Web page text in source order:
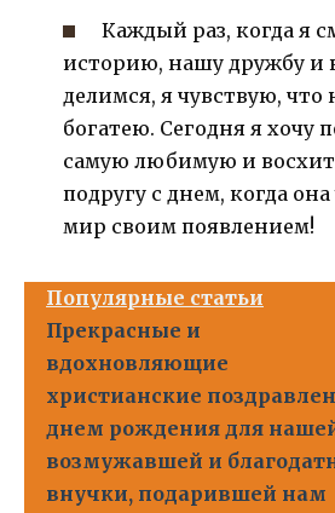
Каждый раз, когда я
историю, нашу дружбу и
делимся, я чувствую, что
богатею. Сегодня я хочу
самую любимую и
подругу с днем, когда
мир своим появлением!
Популярные статьи
Прекрасные и
вдохновляющие
христианские
днем рождения для
возмужавшей и
внучки, подарившей нам